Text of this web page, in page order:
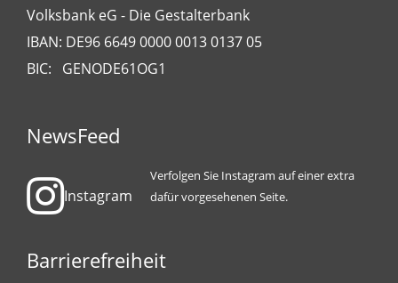
Volksbank eG - Die Gestalterbank
IBAN: DE96 6649 0000 0013 0137 05
BIC: GENODE61OG1
NewsFeed
Instagram
Verfolgen Sie Instagram auf einer extra
dafür vorgesehenen Seite.
Barrierefreiheit